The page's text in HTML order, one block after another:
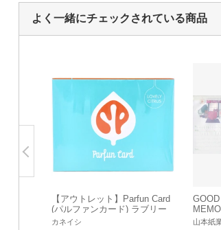
よく一緒にチェックされている商品
【アウトレット】Parfun Card
(パルファンカード) ラブリー
シトラス 1セット
カネイシ 山本紙